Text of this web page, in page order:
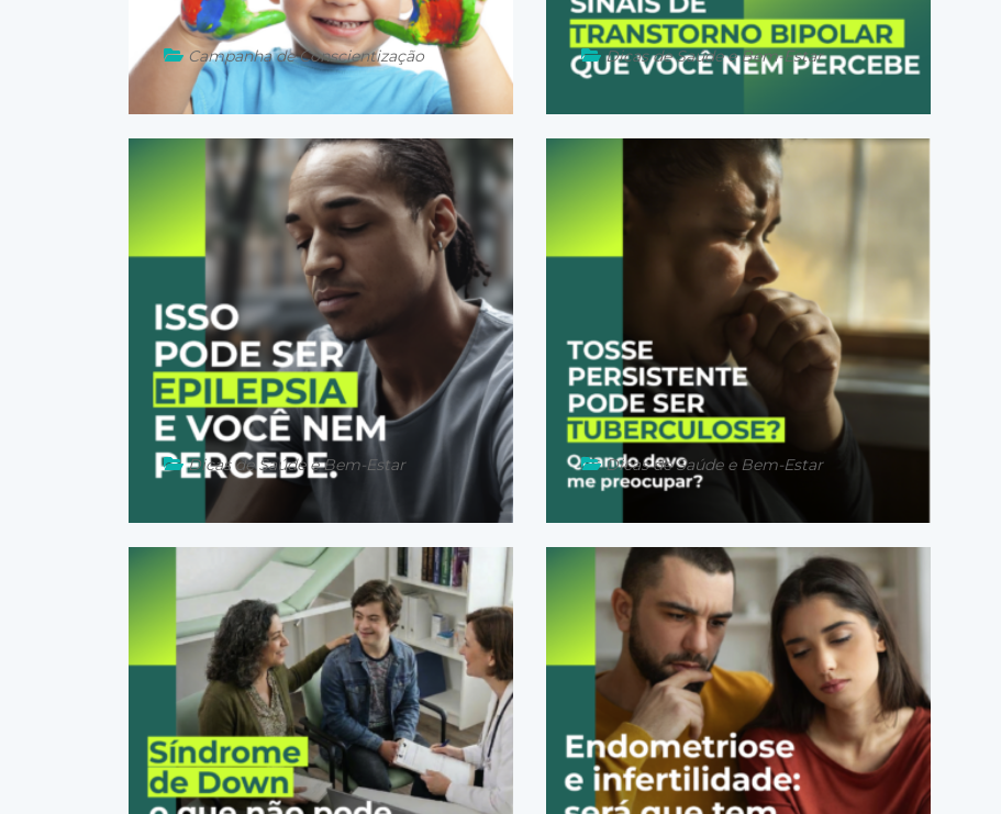
01 de abril de 2026
Campanha de Conscientização
30 de mar�o de 2026
Dicas de Saúde e Bem-Estar
26 de mar�o de 2026
Dicas de Saúde e Bem-Estar
24 de mar�o de 2026
Dicas de Saúde e Bem-Estar